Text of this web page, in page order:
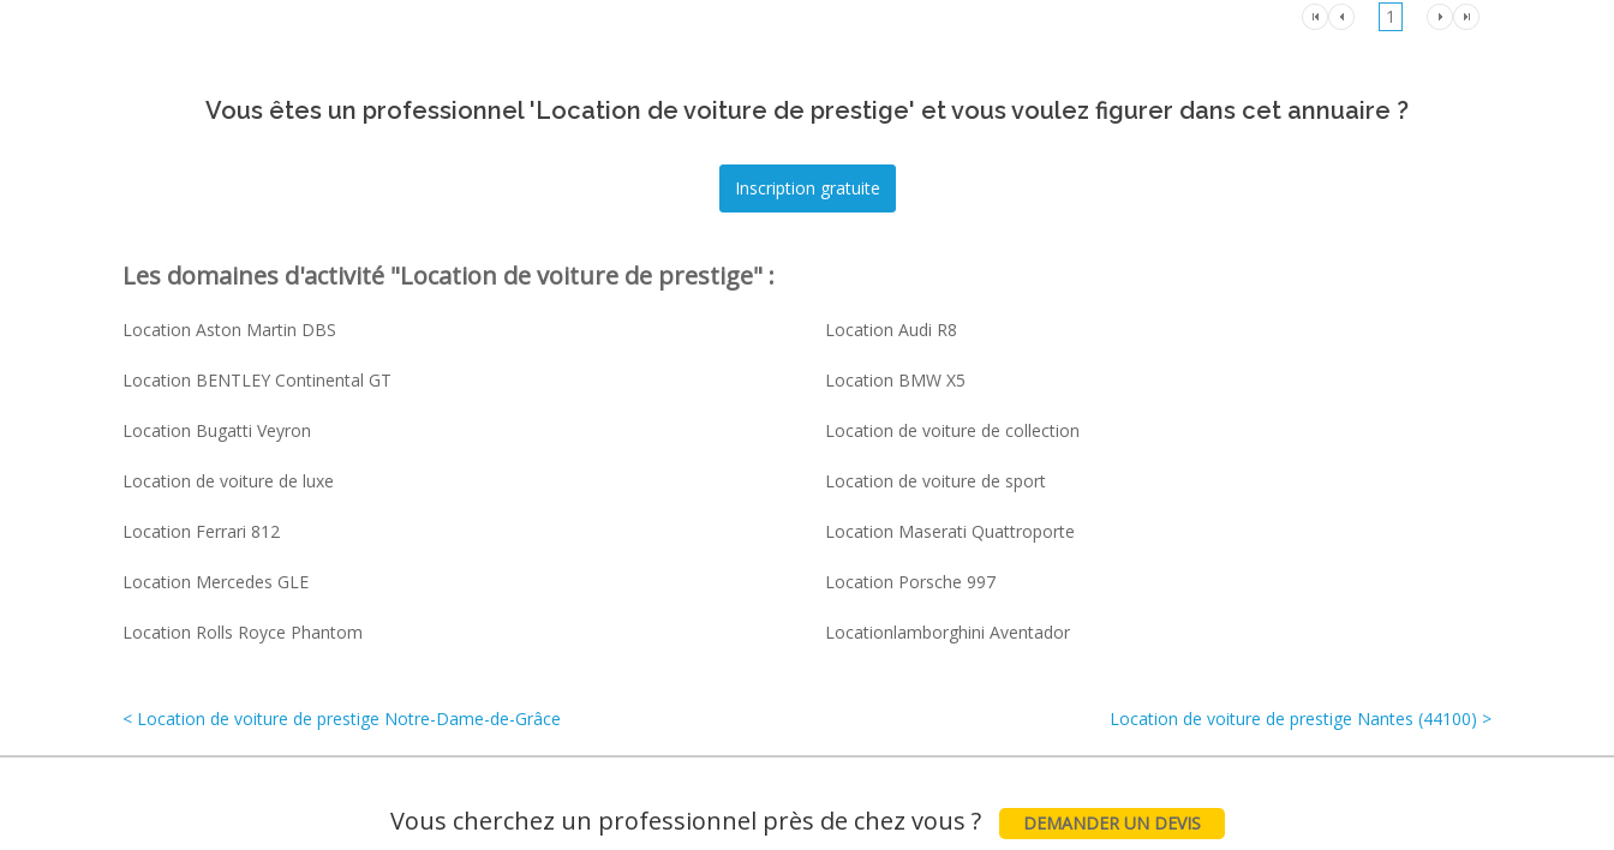
1
Vous êtes un professionnel 'Location de voiture de prestige' et vous voulez figurer dans cet annuaire ?
Les domaines d'activité "Location de voiture de prestige" :
Location Aston Martin DBS Location Audi R8
Location BENTLEY Continental GT Location BMW X5
Location Bugatti Veyron Location de voiture de collection
Location de voiture de luxe Location de voiture de sport
Location Ferrari 812 Location Maserati Quattroporte
Location Mercedes GLE Location Porsche 997
Location Rolls Royce Phantom Locationlamborghini Aventador
< Location de voiture de prestige Notre-Dame-de-Grâce Location de voiture de prestige Nantes (44100) >
Vous cherchez un professionnel près de chez vous ? DEMANDER UN DEVIS